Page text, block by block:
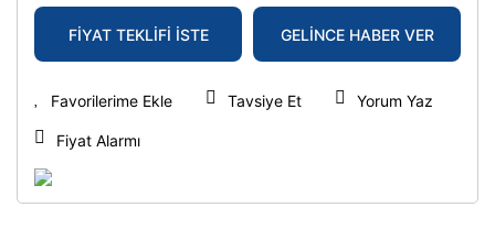
FİYAT TEKLİFİ İSTE GELİNCE HABER VER
Tavsiye Et Yorum Yaz
Fiyat Alarmı